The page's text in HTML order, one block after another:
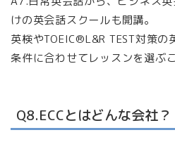
けの英会話スクールも開講。
英検やTOEIC®L&R TEST対策
条件に合わせてレッスンを選ぶ
Q8.ECCとはどんな会社？